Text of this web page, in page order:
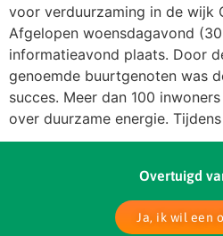
voor verduurzaming in de wijk
Afgelopen woensdagavond
informatieavond plaats. Door
genoemde buurtgenoten was
succes. Meer dan 100
over duurzame energie.
Overtuigd
Ja, ik wil een